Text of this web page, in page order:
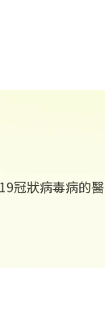
冠狀病毒病的醫